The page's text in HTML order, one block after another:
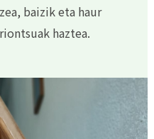
baizik eta haur
haztea.